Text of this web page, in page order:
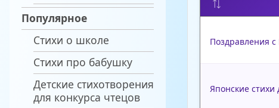
Популярное
Стихи о школе
Стихи про бабушку
Детские стихотворения
для конкурса чтецов
Поздравления с
Японские стихи